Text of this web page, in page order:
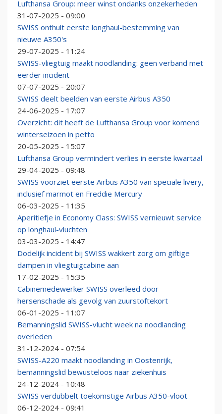
Lufthansa Group: meer winst ondanks onzekerheden
31-07-2025 - 09:00
SWISS onthult eerste longhaul-bestemming van
nieuwe A350's
29-07-2025 - 11:24
SWISS-vliegtuig maakt noodlanding: geen verband met
eerder incident
07-07-2025 - 20:07
SWISS deelt beelden van eerste Airbus A350
24-06-2025 - 17:07
Overzicht: dit heeft de Lufthansa Group voor komend
winterseizoen in petto
20-05-2025 - 15:07
Lufthansa Group vermindert verlies in eerste kwartaal
29-04-2025 - 09:48
SWISS voorziet eerste Airbus A350 van speciale livery,
inclusief marmot en Freddie Mercury
06-03-2025 - 11:35
Aperitiefje in Economy Class: SWISS vernieuwt service
op longhaul-vluchten
03-03-2025 - 14:47
Dodelijk incident bij SWISS wakkert zorg om giftige
dampen in vliegtuigcabine aan
17-02-2025 - 15:35
Cabinemedewerker SWISS overleed door
hersenschade als gevolg van zuurstoftekort
06-01-2025 - 11:07
Bemanningslid SWISS-vlucht week na noodlanding
overleden
31-12-2024 - 07:54
SWISS-A220 maakt noodlanding in Oostenrijk,
bemanningslid bewusteloos naar ziekenhuis
24-12-2024 - 10:48
SWISS verdubbelt toekomstige Airbus A350-vloot
06-12-2024 - 09:41